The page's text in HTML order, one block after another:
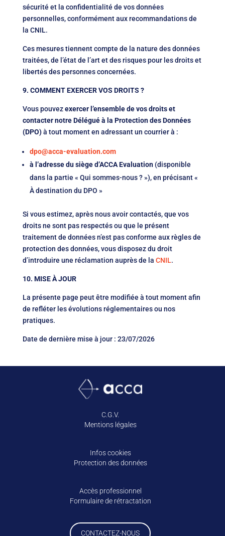
sécurité et la confidentialité de vos données
personnelles, conformément aux recommandations de
la CNIL.
Ces mesures tiennent compte de la nature des données
traitées, de l’état de l’art et des risques pour les droits et
libertés des personnes concernées.
9. COMMENT EXERCER VOS DROITS ?
Vous pouvezexercer l’ensemble de vos droits et
contacter notre Délégué à la Protection des Données
(DPO)à tout moment en adressant un courrier à :
dpo@acca-evaluation.com
à l’adresse du siège d’ACCA Evaluation(disponible
dans la partie « Qui sommes-nous ? »), en précisant «
À destination du DPO »
Si vous estimez, après nous avoir contactés, que vos
droits ne sont pas respectés ou que le présent
traitement de données n’est pas conforme aux règles de
protection des données, vous disposez du droit
d’introduire une réclamation auprès de la CNIL.
10. MISE À JOUR
La présente page peut être modifiée à tout moment afin
de refléter les évolutions réglementaires ou nos
pratiques.
Date de dernière mise à jour : 23/07/2026
C.G.V.
Mentions légales
Infos cookies
Protection des données
Accès professionnel
Formulaire de rétractation
CONTACTEZ-NOUS